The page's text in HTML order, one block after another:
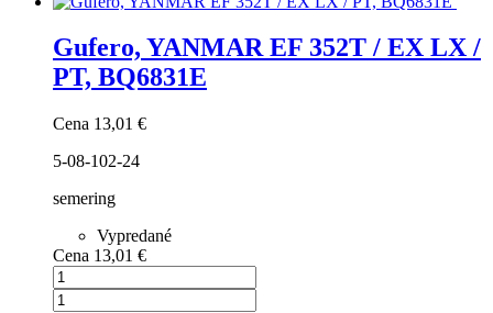
Gufero, YANMAR EF 352T / EX LX /
PT, BQ6831E
Cena 13,01 €
5-08-102-24
semering
Vypredané
Cena 13,01 €